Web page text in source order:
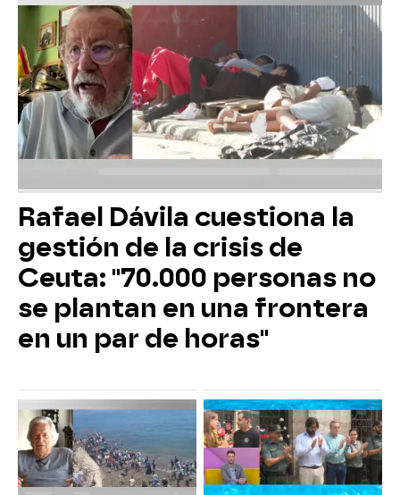
Rafael Dávila cuestiona la
gestión de la crisis de
Ceuta: "70.000 personas no
se plantan en una frontera
en un par de horas"